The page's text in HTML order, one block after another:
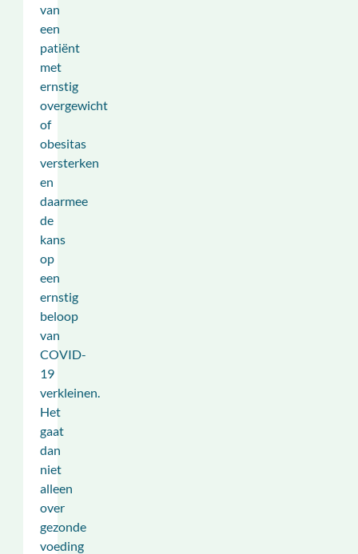
van
een
patiënt
met
ernstig
overgewicht
of
obesitas
versterken
en
daarmee
de
kans
op
een
ernstig
beloop
van
COVID-
19
verkleinen.
Het
gaat
dan
niet
alleen
over
gezonde
voeding